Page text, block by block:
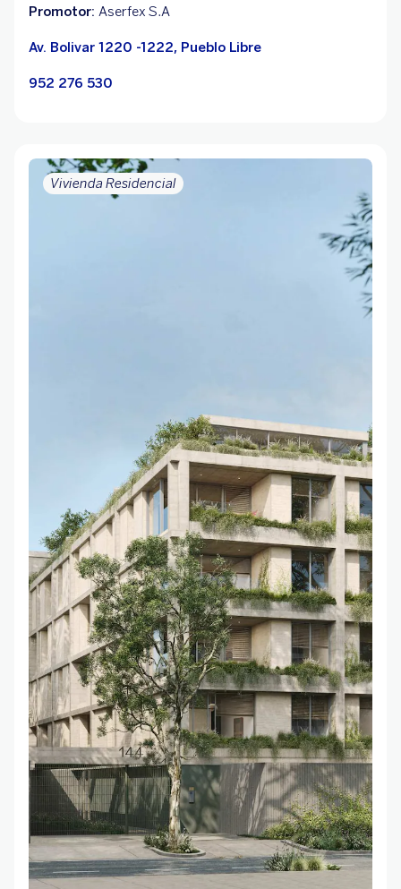
Promotor: Aserfex S.A
Av. Bolivar 1220 -1222, Pueblo Libre
952 276 530
Vivienda Residencial